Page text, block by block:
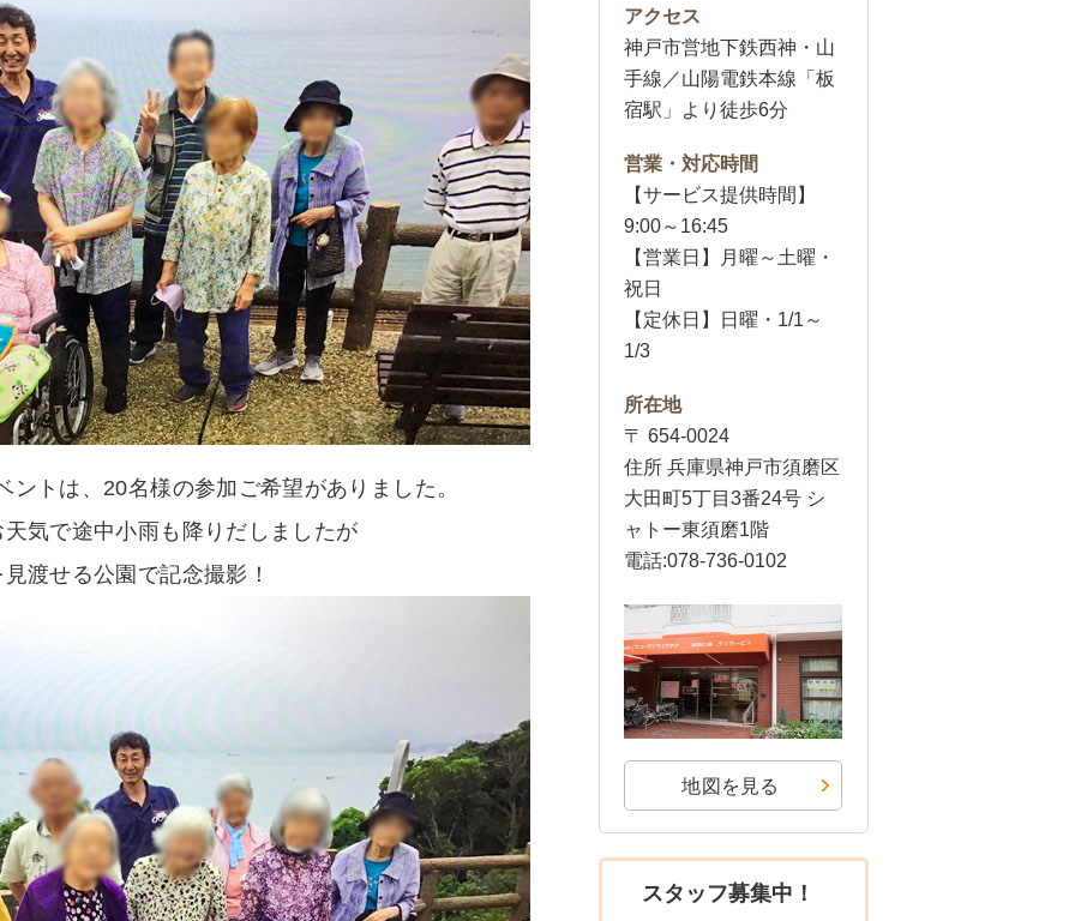
ントは、20名様の参加ご希望がありました。
気で途中小雨も降りだしましたが
渡せる公園で記念撮影！
アクセス
神戸市営地下鉄西神・山
手線／山陽電鉄本線「板
宿駅」より徒歩6分
営業・対応時間
【サービス提供時間】
9:00～16:45
【営業日】月曜～土曜・
祝日
【定休日】日曜・1/1～
1/3
所在地
〒 654-0024
住所 兵庫県神戸市須磨区
大田町5丁目3番24号 シ
ャトー東須磨1階
電話:078-736-0102
地図を見る
スタッフ募集中！